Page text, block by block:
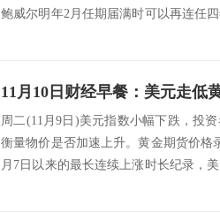
鲍威尔明年2月任期届满时可以再连任
周二(11月9日)美元指数小幅下跌，投
衡量物价是否加速上升。黄金期货价格
月7日以来的最长连续上涨时长纪录，